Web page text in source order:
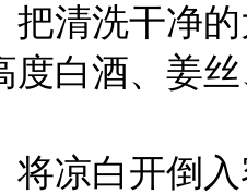
把清洗干净
度白酒、姜
将凉白开倒